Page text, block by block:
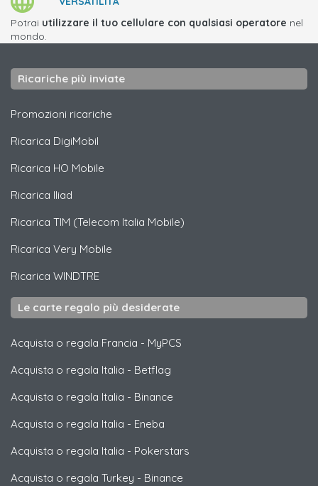
Potrai utilizzare il tuo cellulare con qualsiasi operatore nel
mondo.
Ricariche più inviate
Promozioni ricariche
Ricarica DigiMobil
Ricarica HO Mobile
Ricarica Iliad
Ricarica TIM (Telecom Italia Mobile)
Ricarica Very Mobile
Ricarica WINDTRE
Le carte regalo più desiderate
Acquista o regala Francia - MyPCS
Acquista o regala Italia - Betflag
Acquista o regala Italia - Binance
Acquista o regala Italia - Eneba
Acquista o regala Italia - Pokerstars
Acquista o regala Turkey - Binance